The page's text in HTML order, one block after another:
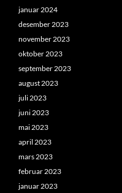
januar 2024
desember 2023
november 2023
oktober 2023
september 2023
august 2023
juli 2023
juni 2023
mai 2023
april 2023
mars 2023
februar 2023
januar 2023